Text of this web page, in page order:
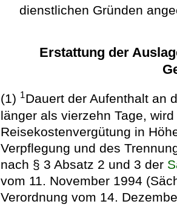
dienstlichen Gründen
Erstattung der
(1) 1Dauert der Aufenthalt an
länger als vierzehn Tage,
Reisekostenvergütung in
Verpflegung und des
nach § 3 Absatz 2 und 3 der
vom 11. November 1994
Verordnung vom 14.